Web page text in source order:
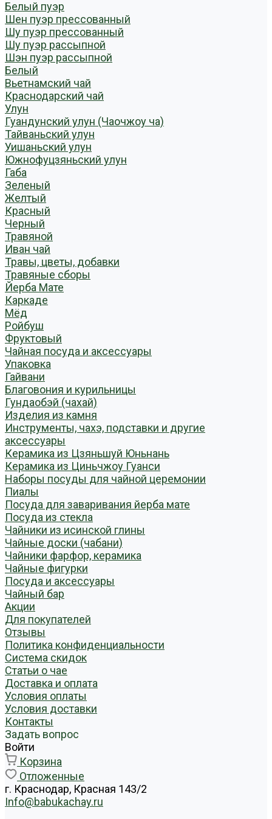
Белый пуэр
Шен пуэр прессованный
Шу пуэр прессованный
Шу пуэр рассыпной
Шэн пуэр рассыпной
Белый
Вьетнамский чай
Краснодарский чай
Улун
Гуандунский улун (Чаочжоу ча)
Тайваньский улун
Уишаньский улун
Южнофуцзяньский улун
Габа
Зеленый
Желтый
Красный
Черный
Травяной
Иван чай
Травы, цветы, добавки
Травяные сборы
Йерба Мате
Каркаде
Мёд
Ройбуш
Фруктовый
Чайная посуда и аксессуары
Упаковка
Гайвани
Благовония и курильницы
Гундаобэй (чахай)
Изделия из камня
Инструменты, чахэ, подставки и другие
аксессуары
Керамика из Цзяньшуй Юньнань
Керамика из Циньчжоу Гуанси
Наборы посуды для чайной церемонии
Пиалы
Посуда для заваривания йерба мате
Посуда из стекла
Чайники из исинской глины
Чайные доски (чабани)
Чайники фарфор, керамика
Чайные фигурки
Посуда и аксессуары
Чайный бар
Акции
Для покупателей
Отзывы
Политика конфиденциальности
Система скидок
Статьи о чае
Доставка и оплата
Условия оплаты
Условия доставки
Контакты
Задать вопрос
Войти
Корзина
Отложенные
г. Краснодар, Красная 143/2
Info@babukachay.ru